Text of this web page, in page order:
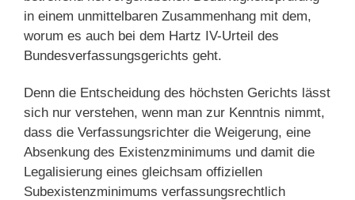
in einem unmittelbaren Zusammenhang mit dem,
worum es auch bei dem Hartz IV-Urteil des
Bundesverfassungsgerichts geht.
Denn die Entscheidung des höchsten Gerichts lässt
sich nur verstehen, wenn man zur Kenntnis nimmt,
dass die Verfassungsrichter die Weigerung, eine
Absenkung des Existenzminimums und damit die
Legalisierung eines gleichsam offiziellen
Subexistenzminimums verfassungsrechtlich